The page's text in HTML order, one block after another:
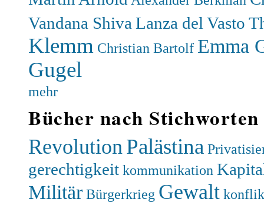
Vandana Shiva Lanza del Vasto
Klemm Christian Bartolf Emma
Gugel
mehr
Bücher nach Stichworten
RevolutionPalästina
gerechtigkeit kommunikation
Militär Bürgerkrieg Gewalt